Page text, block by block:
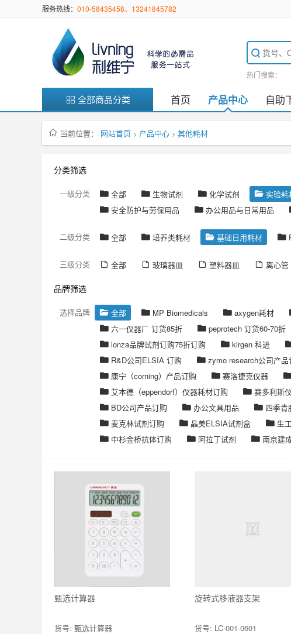
服务热线： 010-58435458、13241845782
热门搜索：
全部商品分类 首页 产品中心 自助
当前位置： 网站首页 > 产品中心 > 其他耗材
分类筛选
一级分类 全部 生物试剂 化学试剂 实验耗
安全防护与劳保用品
办公用品与日常用品
二级分类 全部 培养类耗材 基础日用耗材
三级分类 全部 玻璃器皿 塑料器皿 离心管
品牌筛选
选择品牌 全部 MP Biomedicals axygen耗材
六一仪器厂 订货85折
peprotech 订货60-70折
lonza品牌试剂订购75折订购
kirgen 科进
R&D公司ELSIA 订购
zymo research公司产品
康宁（corning）产品订购
赛洛捷克仪器
艾本德（eppendorf）仪器耗材订购
赛多利斯
BD公司产品订购
办公文具用品 四季青
麦克林试剂订购
晶美ELSIA试剂盒 生
中杉金桥抗体订购
阿拉丁试剂 南京建
甄选计算器
货号: 甄选计算器
旋转式移液器支架
货号: LC-001-0601